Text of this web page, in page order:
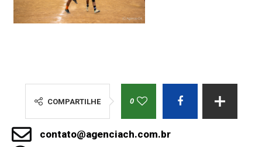
COMPARTILHE 0
contato@agenciach.com.br